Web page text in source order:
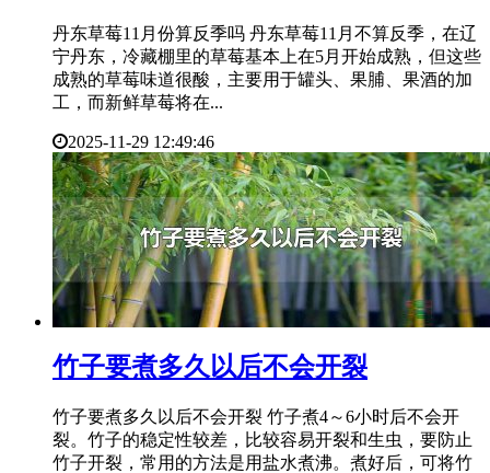
丹东草莓11月份算反季吗 丹东草莓11月不算反季，在辽
宁丹东，冷藏棚里的草莓基本上在5月开始成熟，但这些
成熟的草莓味道很酸，主要用于罐头、果脯、果酒的加
工，而新鲜草莓将在...
2025-11-29 12:49:46
​竹子要煮多久以后不会开裂
竹子要煮多久以后不会开裂 竹子煮4～6小时后不会开
裂。竹子的稳定性较差，比较容易开裂和生虫，要防止
竹子开裂，常用的方法是用盐水煮沸。煮好后，可将竹